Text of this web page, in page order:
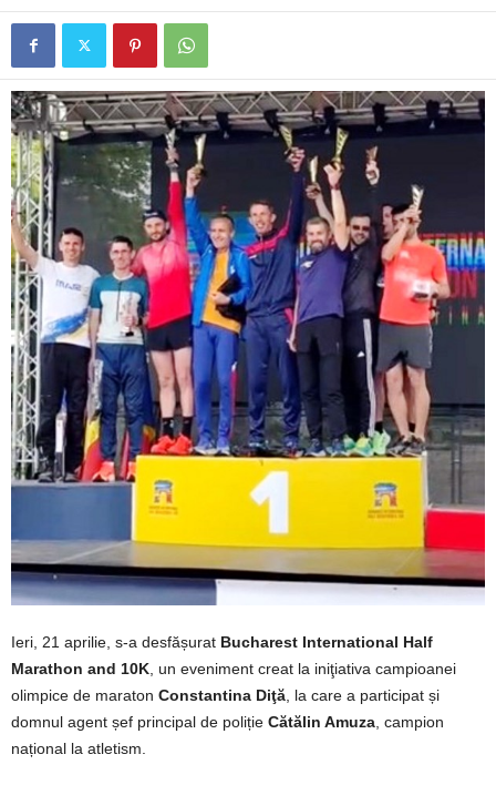
Ieri, 21 aprilie, s-a desfășurat Bucharest International Half
Marathon and 10K , un eveniment creat la iniţiativa campioanei
olimpice de maraton Constantina Diţă , la care a participat și
domnul agent șef principal de poliție Cătălin Amuza , campion
național la atletism.